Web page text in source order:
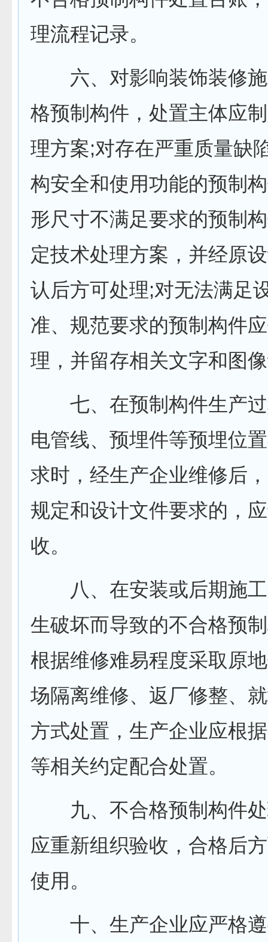
理流程记录。
六、对影响装饰装修施
格预制构件，处置主体应
理方案;对存在严重质量缺
构安全和使用功能的预制
形尺寸不满足要求的预制
定技术处理方案，并经原
认后方可处理;对无法满足
准、规范要求的预制构件
理，并留存相关文字和图
七、在预制构件生产过
电管线、预埋件等预埋位
求时，经生产企业维修后
规定和设计文件要求的，
收。
八、在安装或后期施工
生破坏而导致的不合格预
根据维修难易程度采取原
场隔离维修、返厂修整、
方式处置，生产企业应根
等相关约定配合处置。
九、不合格预制构件处
应重新组织验收，合格后
使用。
十、生产企业应严格遵